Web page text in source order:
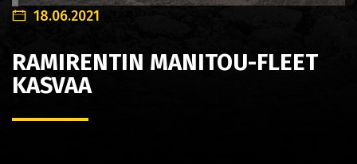
18.06.2021
RAMIRENTIN MANITOU-FLEET
KASVAA